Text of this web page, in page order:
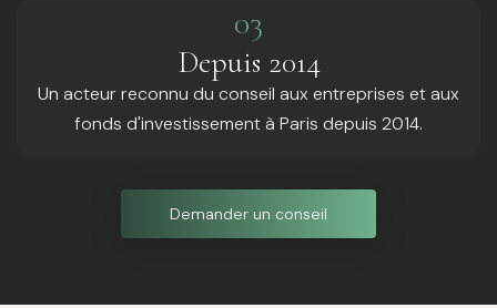
03
Depuis 2014
Un acteur reconnu du conseil aux entreprises et aux
fonds d'investissement à Paris depuis 2014.
Demander un conseil